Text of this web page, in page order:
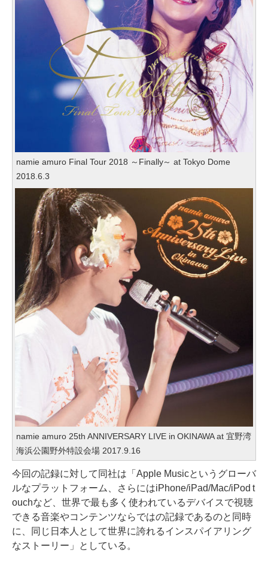
namie amuro Final Tour 2018 ～Finally～ at Tokyo Dome
2018.6.3
namie amuro 25th ANNIVERSARY LIVE in OKINAWA at 宜野湾
海浜公園野外特設会場 2017.9.16
今回の記録に対して同社は「Apple Musicというグローバ
ルなプラットフォーム、さらにはiPhone/iPad/Mac/iPod t
ouchなど、世界で最も多く使われているデバイスで視聴
できる音楽やコンテンツならではの記録であるのと同時
に、同じ日本人として世界に誇れるインスパイアリング
なストーリー」としている。